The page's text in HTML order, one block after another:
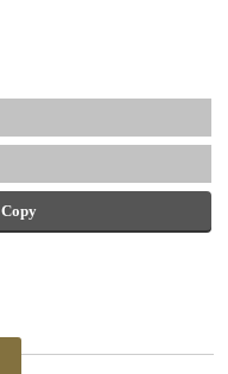
Copy